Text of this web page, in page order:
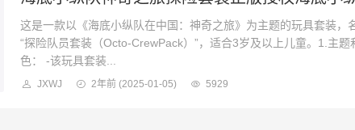
这是一款以《海底小纵队在中国：神奇之旅》为主题的玩具套装，
“探险队员套装（Octo-CrewPack）”，适合3岁及以上儿童。1.主题
色： -该玩具套装...
JXWJ 2年前 (2025-01-05) 5929